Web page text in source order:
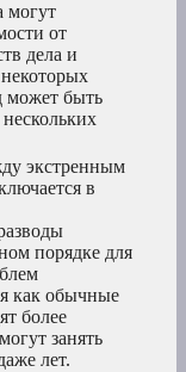
могут
от
дела и
может быть
экстренным
в
порядке для
как обычные
более
занять
лет.